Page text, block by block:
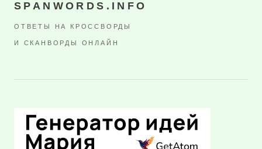
SPANWORDS.INFO
ОТВЕТЫ НА КРОССВОРДЫ
И СКАНВОРДЫ ОНЛАЙН